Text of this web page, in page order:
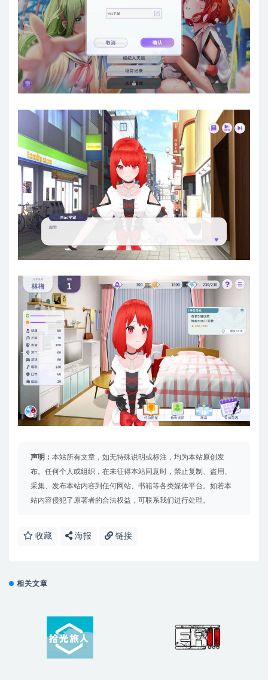
声明： 本站所有文章，如无特殊说明或标注，均为本站原创发
布。任何个人或组织，在未征得本站同意时，禁止复制、盗用、
采集、发布本站内容到任何网站、书籍等各类媒体平台。如若本
站内容侵犯了原著者的合法权益，可联系我们进行处理。
收藏 海报 链接
相关文章